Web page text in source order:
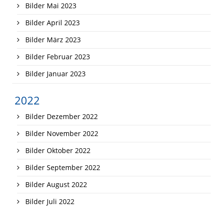
Bilder Mai 2023
Bilder April 2023
Bilder März 2023
Bilder Februar 2023
Bilder Januar 2023
2022
Bilder Dezember 2022
Bilder November 2022
Bilder Oktober 2022
Bilder September 2022
Bilder August 2022
Bilder Juli 2022